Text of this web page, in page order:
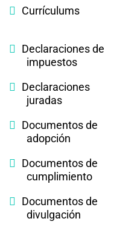
Currículums
Declaraciones de
impuestos
Declaraciones
juradas
Documentos de
adopción
Documentos de
cumplimiento
Documentos de
divulgación